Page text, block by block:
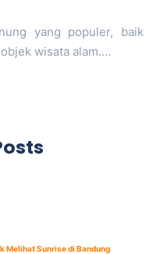
yang populer, baik
wisata alam.…
Melihat Sunrise di Bandung